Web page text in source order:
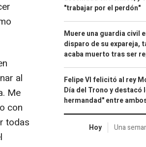
al
Me
con
todas
"trabajar por el perdón"
Muere una guardia civil
disparo de su expareja,
acaba muerto tras ser
Felipe VI felicitó al rey
Día del Trono y destacó
hermandad" entre
Hoy Una